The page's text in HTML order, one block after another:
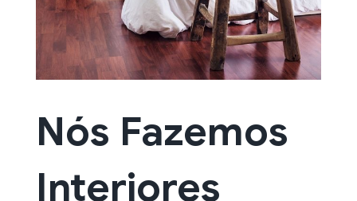
Nós Fazemos
Interiores